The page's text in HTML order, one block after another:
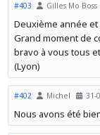
#403 Gilles Mo Boss
Deuxième année
Grand moment de
bravo à vous tous
(Lyon)
#402 Michel 31-
Nous avons été